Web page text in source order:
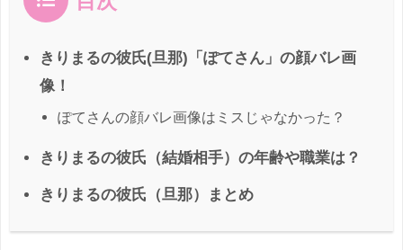
きりまるの彼氏(旦那)「ぽてさん」の顔バレ画
像！
ぽてさんの顔バレ画像はミスじゃなかった？
きりまるの彼氏（結婚相手）の年齢や職業は？
きりまるの彼氏（旦那）まとめ